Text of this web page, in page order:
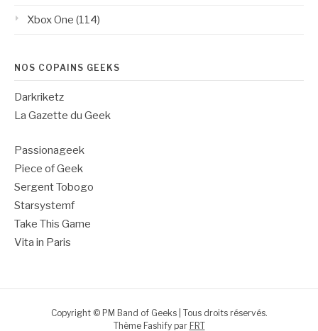
Xbox One (114)
NOS COPAINS GEEKS
Darkriketz
La Gazette du Geek
Passionageek
Piece of Geek
Sergent Tobogo
Starsystemf
Take This Game
Vita in Paris
Copyright © PM Band of Geeks | Tous droits réservés.
Thème Fashify par FRT